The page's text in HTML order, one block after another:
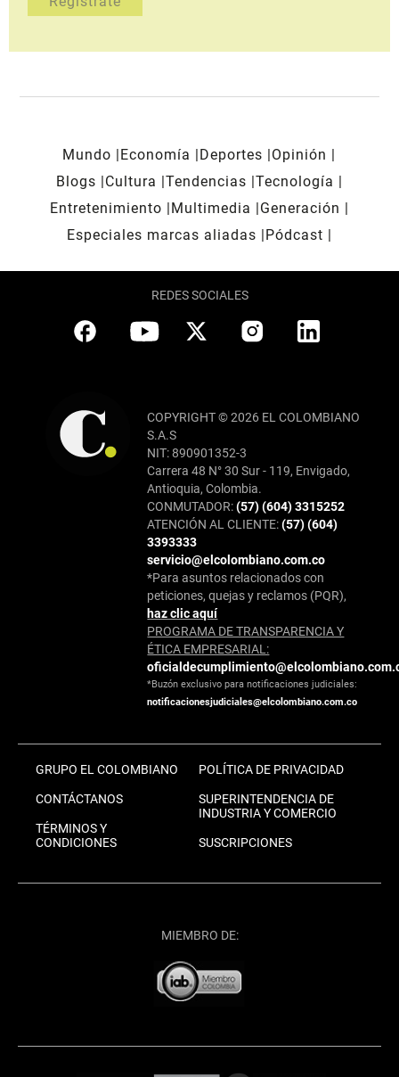
Mundo Economía Deportes
Opinión
Blogs
Cultura Tendencias Tecnología
Entretenimiento
Multimedia
Generación
Especiales marcas aliadas
Pódcast
REDES SOCIALES
COPYRIGHT © 2026 EL COLOMBIANO
S.A.S
NIT: 890901352-3
Carrera 48 N° 30 Sur - 119, Envigado,
Antioquia, Colombia.
CONMUTADOR:(57) (604) 3315252
ATENCIÓN AL CLIENTE:(57) (604)
3393333
servicio@elcolombiano.com.co
*Para asuntos relacionados con
peticiones, quejas y reclamos (PQR),
haz clic aquí
PROGRAMA DE TRANSPARENCIA Y
ÉTICA EMPRESARIAL:
*Buzón exclusivo para notificaciones judiciales:
notificacionesjudiciales@elcolombiano.com.co
GRUPO EL COLOMBIANO
CONTÁCTANOS
TÉRMINOS Y
CONDICIONES
POLÍTICA DE PRIVACIDAD
SUPERINTENDENCIA DE
INDUSTRIA Y COMERCIO
SUSCRIPCIONES
MIEMBRO DE: